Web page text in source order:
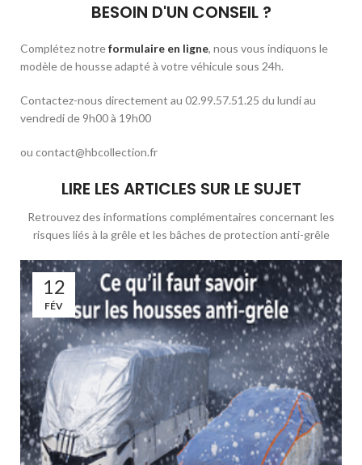
BESOIN D'UN CONSEIL ?
Complétez notreformulaire en ligne, nous vous indiquons le
modèle de housse adapté à votre véhicule sous 24h.
Contactez-nous directement au 02.99.57.51.25 du lundi au
vendredi de 9h00 à 19h00
ou contact@hbcollection.fr
LIRE LES ARTICLES SUR LE SUJET
Retrouvez des informations complémentaires concernant les
risques liés à la grêle et les bâches de protection anti-grêle
12
FÉV